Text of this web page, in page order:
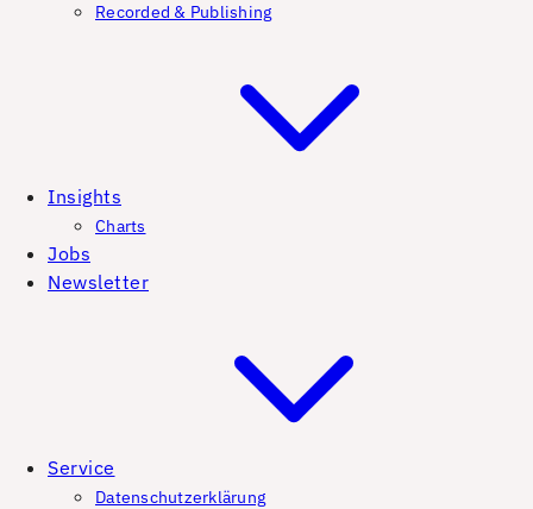
Recorded & Publishing
Insights
Charts
Jobs
Newsletter
Service
Datenschutzerklärung